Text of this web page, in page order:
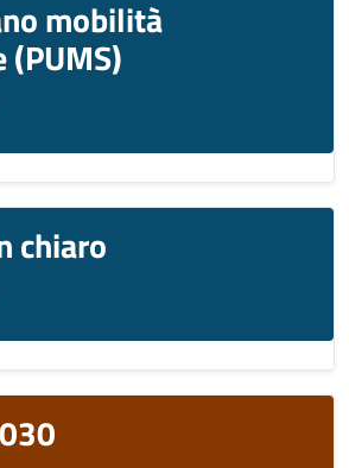
mobilità
URBANO MOBILITÀ SOSTENIBILE
chiaro
IN CHIARO